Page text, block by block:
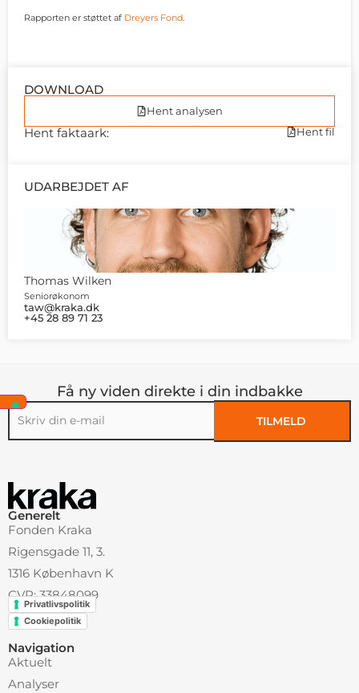
Rapporten er støttet af Dreyers Fond
DOWNLOAD
Hent analysen
Hent faktaark: Hent fil
UDARBEJDET AF
Thomas Wilken
Seniorøkonom
taw@kraka.dk
+45 28 89 71 23
Få ny viden direkte i din indbakke
TILMELD
Generelt
Fonden Kraka
Rigensgade 11, 3.
1316 København K
CVR: 33848099
Privatlivspolitik
Cookiepolitik
Navigation
Aktuelt
Analyser